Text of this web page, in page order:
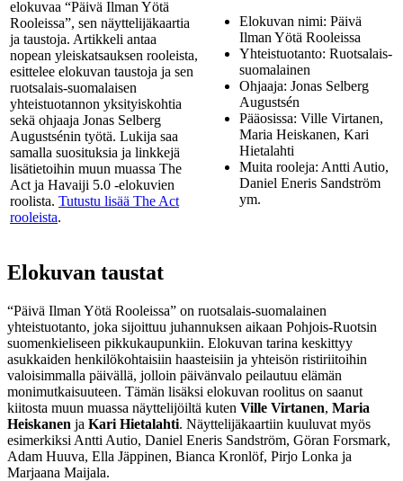
elokuvaa “Päivä Ilman Yötä
Rooleissa”, sen näyttelijäkaartia
ja taustoja. Artikkeli antaa
nopean yleiskatsauksen rooleista,
esittelee elokuvan taustoja ja sen
ruotsalais-suomalaisen
yhteistuotannon yksityiskohtia
sekä ohjaaja Jonas Selberg
Augustsénin työtä. Lukija saa
samalla suosituksia ja linkkejä
lisätietoihin muun muassa The
Act ja Havaiji 5.0 -elokuvien
roolista. Tutustu lisää The Act
rooleista.
Elokuvan nimi: Päivä
Ilman Yötä Rooleissa
Yhteistuotanto: Ruotsalais-
suomalainen
Ohjaaja: Jonas Selberg
Augustsén
Pääosissa: Ville Virtanen,
Maria Heiskanen, Kari
Hietalahti
Muita rooleja: Antti Autio,
Daniel Eneris Sandström
ym.
Elokuvan taustat
“Päivä Ilman Yötä Rooleissa” on ruotsalais-suomalainen
yhteistuotanto, joka sijoittuu juhannuksen aikaan Pohjois-Ruotsin
suomenkieliseen pikkukaupunkiin. Elokuvan tarina keskittyy
asukkaiden henkilökohtaisiin haasteisiin ja yhteisön ristiriitoihin
valoisimmalla päivällä, jolloin päivänvalo peilautuu elämän
monimutkaisuuteen. Tämän lisäksi elokuvan roolitus on saanut
kiitosta muun muassa näyttelijöiltä kuten Ville Virtanen, Maria
Heiskanen ja Kari Hietalahti. Näyttelijäkaartiin kuuluvat myös
esimerkiksi Antti Autio, Daniel Eneris Sandström, Göran Forsmark,
Adam Huuva, Ella Jäppinen, Bianca Kronlöf, Pirjo Lonka ja
Marjaana Maijala.